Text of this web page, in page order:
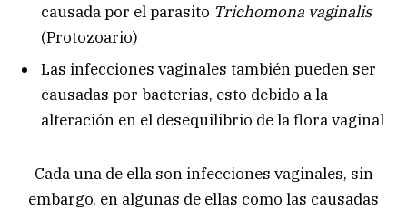
causada por el parasito Trichomona vaginalis
(Protozoario)
Las infecciones vaginales también pueden ser
causadas por bacterias, esto debido a la
alteración en el desequilibrio de la flora vaginal
Cada una de ella son infecciones vaginales, sin
embargo, en algunas de ellas como las causadas